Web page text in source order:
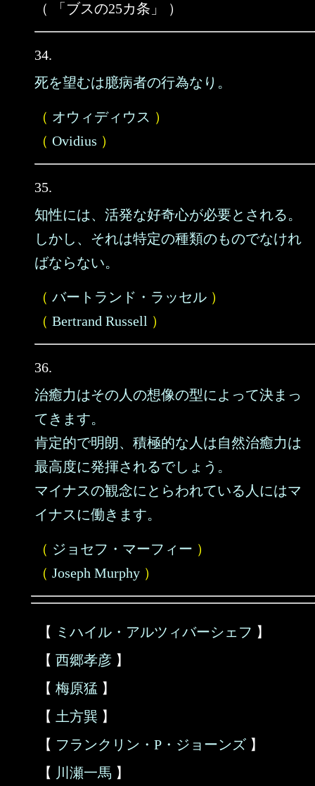
（ 「ブスの25カ条」 ）
34.
死を望むは臆病者の行為なり。
（ オウィディウス ）
（ Ovidius ）
35.
知性には、活発な好奇心が必要とされる。
しかし、それは特定の種類のものでなけれ
ばならない。
（ バートランド・ラッセル ）
（ Bertrand Russell ）
36.
治癒力はその人の想像の型によって決まっ
てきます。
肯定的で明朗、積極的な人は自然治癒力は
最高度に発揮されるでしょう。
マイナスの観念にとらわれている人にはマ
イナスに働きます。
（ ジョセフ・マーフィー ）
（ Joseph Murphy ）
【 ミハイル・アルツィバーシェフ 】
【 西郷孝彦 】
【 梅原猛 】
【 土方巽 】
【 フランクリン・P・ジョーンズ 】
【 川瀬一馬 】